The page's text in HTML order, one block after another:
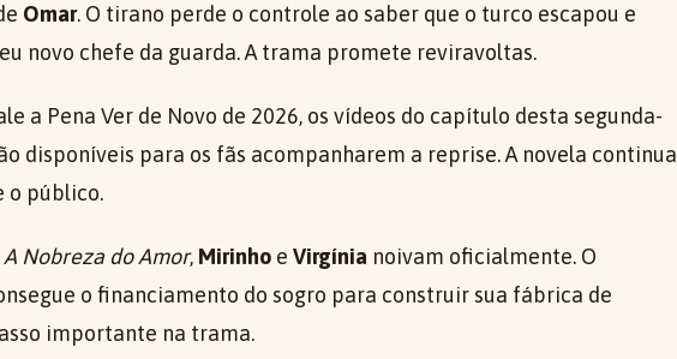
Omar. O tirano perde o controle ao saber que o turco escapou e
novo chefe da guarda. A trama promete reviravoltas.
a Pena Ver de Novo de 2026, os vídeos do capítulo desta segunda-
disponíveis para os fãs acompanharem a reprise. A novela continua
o público.
A Nobreza do Amor, Mirinho e Virgínia noivam oficialmente. O
o financiamento do sogro para construir sua fábrica de
importante na trama.